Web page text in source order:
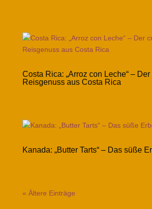
Costa Rica: „Arroz con Leche“ –
Reisgenuss aus Costa Rica
Kanada: „Butter Tarts“ – Das süße
« Ältere Einträge